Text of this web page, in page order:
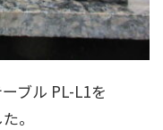
ブル PL-L1を
。